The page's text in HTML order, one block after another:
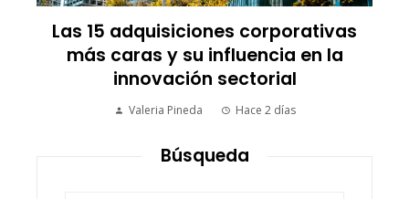
Trinidad y Tobago y la transición
energética con enfoque en justicia
social y desarrollo sostenible
Yuliza Hermán Hace 4 días
Búsqueda